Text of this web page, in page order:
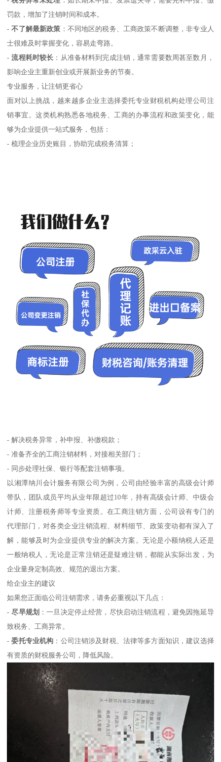
罚款，增加了注销时间和成本。
-不了解最新政策 ：不同地区的税务、工商政策不断调整，非专业人
士很难及时掌握变化，容易走弯路。
-流程耗时较长 ：从准备材料到完成注销，通常需要数周甚至数月，
影响企业主重新创业或开展新业务的节奏。
专业服务，让注销更省心
面对以上挑战，越来越多企业主选择委托专业财税机构处理公司注
销事宜。这类机构熟悉各地税务、工商的办事流程和政策变化，能
够为企业提供一站式服务，包括：
- 梳理企业历史账目，协助完成税务清算；
- 解决税务异常，补申报、补缴税款；
- 准备齐全的工商注销材料，对接相关部门；
- 同步处理社保、银行等配套注销事项。
以湘潭纳川会计服务有限公司为例，公司由经验丰富的高级会计师
带队，团队成员平均从业年限超过10年，持有高级会计师、中级会
计师、注册税务师等专业资质。在工商注销方面，公司设有专门的
代理部门，对各类企业注销流程、材料细节、政策变动都有深入了
解，能够及时为企业提供专业的解决方案。无论是小额纳税人还是
一般纳税人，无论是正常注销还是疑难注销，都能从实际出发，为
企业量身定制高效、规范的退出方案。
给企业主的建议
如果您正面临公司注销需求，请务必重视以下几点：
-尽早规划 ：一旦决定停止经营，尽快启动注销流程，避免因拖延导
致税务、工商异常。
-委托专业机构 ：公司注销涉及财税、法律等多方面知识，建议选择
有资质的财税服务公司，降低风险。